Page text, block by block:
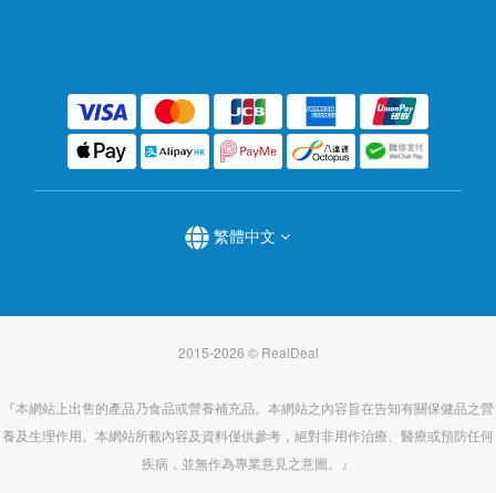
繁體中文
2015-2026 © RealDeal
『本網站上出售的產品乃食品或營養補充品。本網站之內容旨在告知有關保健品之營
養及生理作用。本網站所載內容及資料僅供參考，絕對非用作治療、醫療或預防任何
疾病，並無作為專業意見之意圖。』